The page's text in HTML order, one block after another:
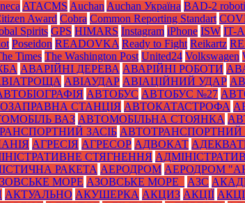
ATACMS Auchan Auchan Україна BAD-2
Award Cobra Common Reporting Standart
Spirits GPS HIMARS Instagram iPhone ISW IT-
Poseidon READOVKA Ready to Fight Reikartz
Times The Washington Post United24 Volkswagen
АВАРІЙНІ ДЕРЕВА АВАРІЙНІ РОБОТИ
АВІАУДАР АВІАЦІЙНИЙ УДАР
АВТОБУС АВТОБУС №27
СТАНЦІЯ АВТОКАТАСТРОФА
ВАЗ АВТОМОБІЛЬНА СТОЯНКА
ЗАСІБ АВТОТРАНСПОРТНИЙ
АГРЕСІЯ АГРЕСОР АДВОКАТ
СТЯГНЕННЯ
РАКЕТА АЕРОДРОМ АЕРОДРОМ
МОРЕ АЗОВСЬКЕ МОРЕ_ АЗС
АКТУАЛЬНО АКУШЕРКА АКЦИЗ АКЦІЇ